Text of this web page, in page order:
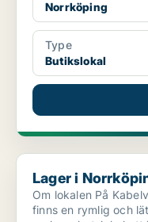
Norrköping
Type
Butikslokal
Lager i Norrköping
Lager i
Om lokalen På
finns en rymlig och